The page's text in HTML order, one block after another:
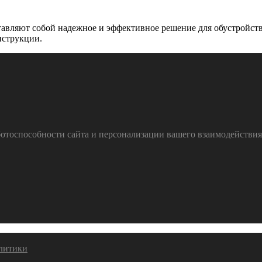
собой надежное и эффективное решение для
сайта и персонализации вашего